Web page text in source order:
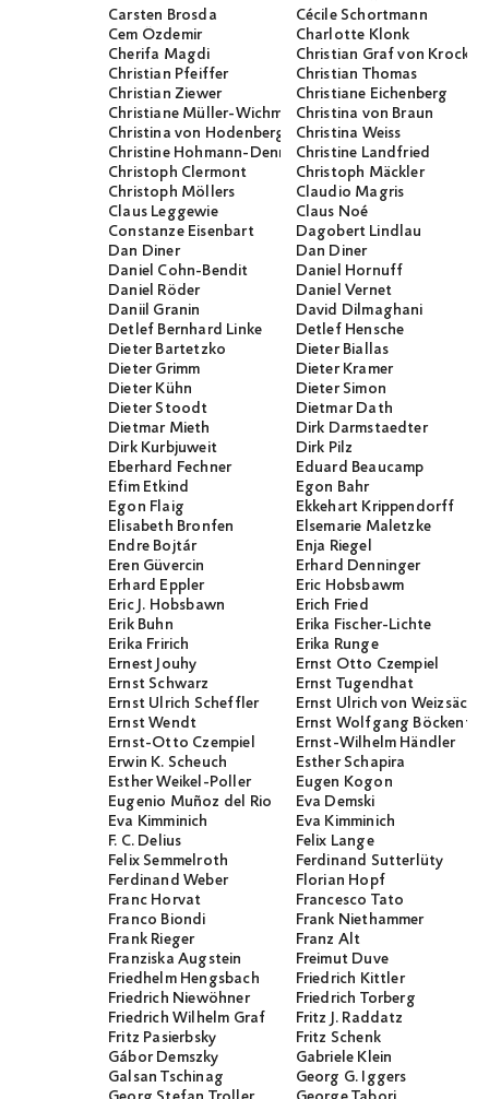
Carsten Brosda
Cécile Schortmann
Cem Özdemir
Charlotte Klonk
Cherifa Magdi
Christian Graf von
Christian Pfeiffer
Christian Thomas
Christian Ziewer
Christiane Eichenberg
Christiane Müller-WichmannChristina von Braun
Christina von Hodenberg
Christina Weiss
Christine Hohmann-DennhardtChristine Landfried
Christoph Clermont
Christoph Mäckler
Christoph Möllers
Claudio Magris
Claus Leggewie
Claus Noé
Constanze Eisenbart
Dagobert Lindlau
Dan Diner
Dan Diner
Daniel Cohn-Bendit
Daniel Hornuff
Daniel Röder
Daniel Vernet
Daniil Granin
David Dilmaghani
Detlef Bernhard Linke
Detlef Hensche
Dieter Bartetzko
Dieter Biallas
Dieter Grimm
Dieter Kramer
Dieter Kühn
Dieter Simon
Dieter Stoodt
Dietmar Dath
Dietmar Mieth
Dirk Darmstaedter
Dirk Kurbjuweit
Dirk Pilz
Eberhard Fechner
Eduard Beaucamp
Efim Etkind
Egon Bahr
Egon Flaig
Ekkehart Krippendorff
Elisabeth Bronfen
Elsemarie Maletzke
Endre Bojtár
Enja Riegel
Eren Güvercin
Erhard Denninger
Erhard Eppler
Eric Hobsbawm
Eric J. Hobsbawn
Erich Fried
Erik Buhn
Erika Fischer-Lichte
Erika Fririch
Erika Runge
Ernest Jouhy
Ernst Otto Czempiel
Ernst Schwarz
Ernst Tugendhat
Ernst Ulrich Scheffler
Ernst Ulrich von Weizsäcker
Ernst Wendt
Ernst Wolfgang
Ernst-Otto Czempiel
Ernst-Wilhelm Händler
Erwin K. Scheuch
Esther Schapira
Esther Weikel-Poller
Eugen Kogon
Eugenio Muñoz del Rio
Eva Demski
Eva Kimminich
Eva Kimminich
F. C. Delius
Felix Lange
Felix Semmelroth
Ferdinand Sutterlüty
Ferdinand Weber
Florian Hopf
Franc Horvat
Francesco Tato
Franco Biondi
Frank Niethammer
Frank Rieger
Franz Alt
Franziska Augstein
Freimut Duve
Friedhelm Hengsbach
Friedrich Kittler
Friedrich Niewöhner
Friedrich Torberg
Friedrich Wilhelm Graf
Fritz J. Raddatz
Fritz Pasierbsky
Fritz Schenk
Gábor Demszky
Gabriele Klein
Galsan Tschinag
Georg G. Iggers